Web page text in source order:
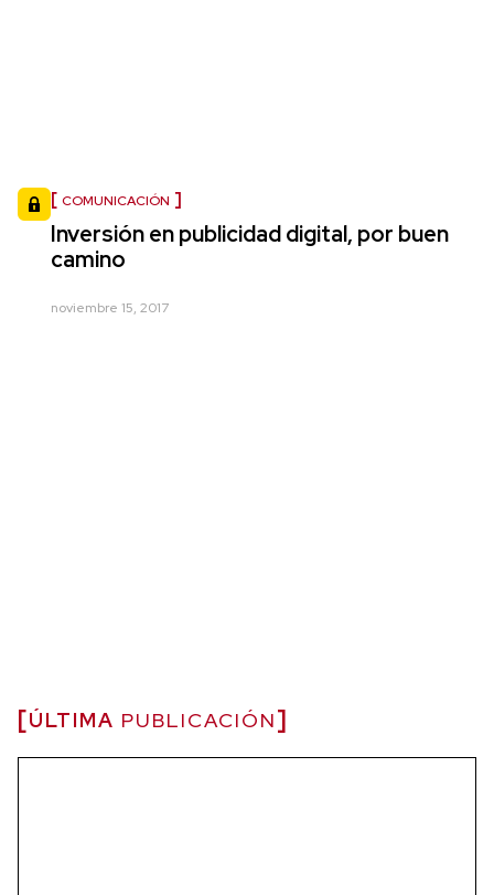
COMUNICACIÓN
Inversión en publicidad digital, por buen
camino
noviembre 15, 2017
ÚLTIMA PUBLICACIÓN